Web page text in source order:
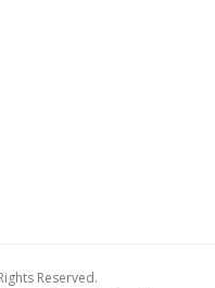
Reserved.